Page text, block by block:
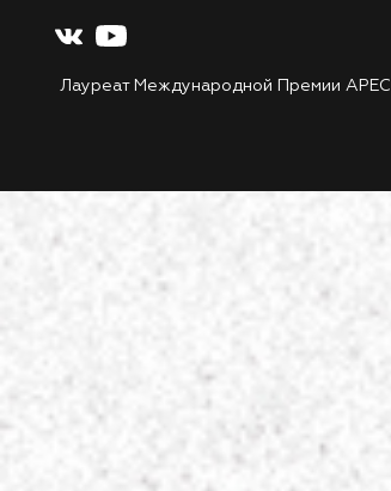
Лауреат Международной Премии APEC